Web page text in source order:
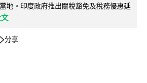
地。印度政府推出關稅豁免及稅務優惠延
分享